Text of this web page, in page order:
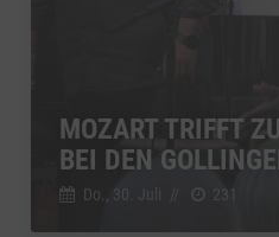
MOZART TRIFFT
BEI DEN
Do., 30. Juli 231